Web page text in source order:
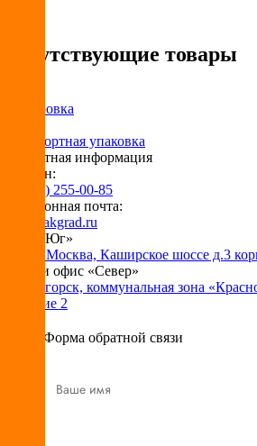
Сопутствующие товары
Сервировка
Транспортная упаковка
Контактная информация
Телефон:
+7 (495) 255-00-85
Электронная почта:
info@pakgrad.ru
Офис «Юг»
115230 Москва, Каширское шоссе д.3
Склад и офис «Север»
Красногорск, коммунальная зона
владение 2
Форма обратной связи